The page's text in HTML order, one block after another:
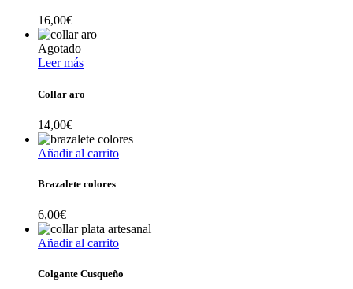
16,00€
Agotado
Leer más
Collar aro
14,00€
Añadir al carrito
Brazalete colores
6,00€
Añadir al carrito
Colgante Cusqueño